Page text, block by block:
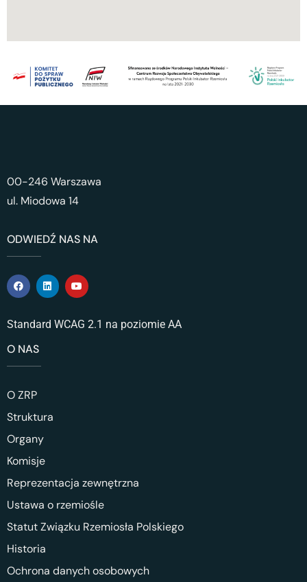
00-246 Warszawa
ul. Miodowa 14
ODWIEDŹ NAS NA
Standard WCAG 2.1 na poziomie AA
O NAS
O ZRP
Struktura
Organy
Komisje
Reprezentacja zewnętrzna
Ustawa o rzemiośle
Statut Związku Rzemiosła Polskiego
Historia
Ochrona danych osobowych